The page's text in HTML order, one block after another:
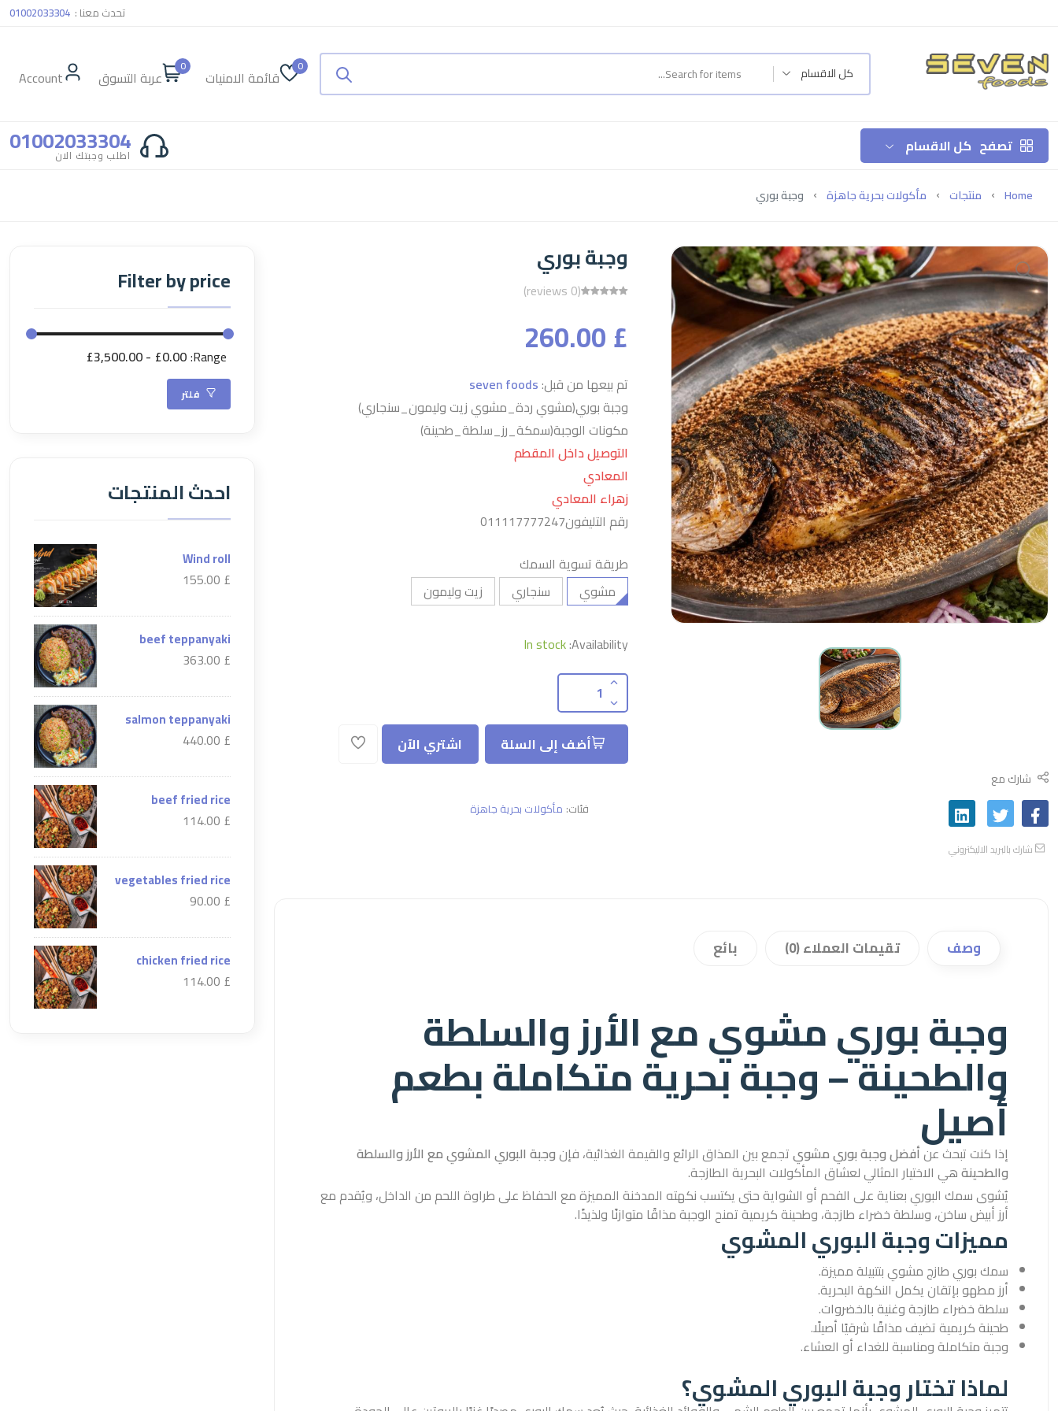
تحدث معنا : 01002033304
كل الاقسام 0
قائمة الامنيات
0
عربة التسوق Account
تصفح كل الاقسام 01002033304
اطلب وجبتك الان
Home منتجات مأكولات بحرية جاهزة وجبة بوري
شارك مع
شارك بالبريد الاليكتروني
وجبة بوري
(0 reviews)
£ 260.00
تم بيعها من قبل:seven foods
وجبة بوري(مشوي ردة_مشوي زيت وليمون_سنجاري)
مكونات الوجبة(سمكة_رز_سلطة_طحينة)
التوصيل داخل المقطم
المعادي
زهراء المعادي
رقم التليفون011117777247
طريقة تسوية السمك
مشوي
سنجاري زيت وليمون
Availability:
In stock
أضف إلى السلة اشتري الآن
فئات: مأكولات بحرية جاهزة
وصف تقيمات العملاء (0) بائع
وجبة بوري مشوي مع الأرز والسلطة
والطحينة – وجبة بحرية متكاملة بطعم
أصيل
إذا كنت تبحث عنأفضل وجبة بوري مشويتجمع بين المذاق الرائع والقيمة الغذائية، فإنوجبة البوري المشوي مع الأرز والسلطة
والطحينةهي الاختيار المثالي لعشاق المأكولات البحرية الطازجة.
يُشوى سمك البوري بعناية على الفحم أو الشواية حتى يكتسب نكهته المدخنة المميزة مع الحفاظ على طراوة اللحم من الداخل، ويُقدم مع
أرز أبيض ساخن، وسلطة خضراء طازجة، وطحينة كريمية تمنح الوجبة مذاقًا متوازنًا ولذيذًا.
مميزات وجبة البوري المشوي
سمك بوري طازج مشوي بتتبيلة مميزة.
أرز مطهو بإتقان يكمل النكهة البحرية.
سلطة خضراء طازجة وغنية بالخضروات.
طحينة كريمية تضيف مذاقًا شرقيًا أصيلًا.
وجبة متكاملة ومناسبة للغداء أو العشاء.
لماذا تختار وجبة البوري المشوي؟
Filter by price
Range:
£0.00
£3,500.00
فلتر
احدث المنتجات
Wind roll
£ 155.00
beef teppanyaki
£ 363.00
salmon teppanyaki
£ 440.00
beef fried rice
£ 114.00
vegetables fried rice
£ 90.00
chicken fried rice
£ 114.00